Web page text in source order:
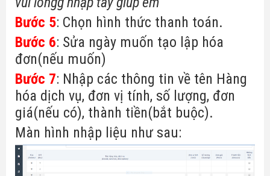
Bước 5: Chọn hình thức thanh toán.
Bước 6: Sửa ngày muốn tạo lập hóa
đơn(nếu muốn)
Bước 7: Nhập các thông tin về tên Hàng
hóa dịch vụ, đơn vị tính, số lượng, đơn
giá(nếu có), thành tiền(bắt buộc).
Màn hình nhập liệu như sau: